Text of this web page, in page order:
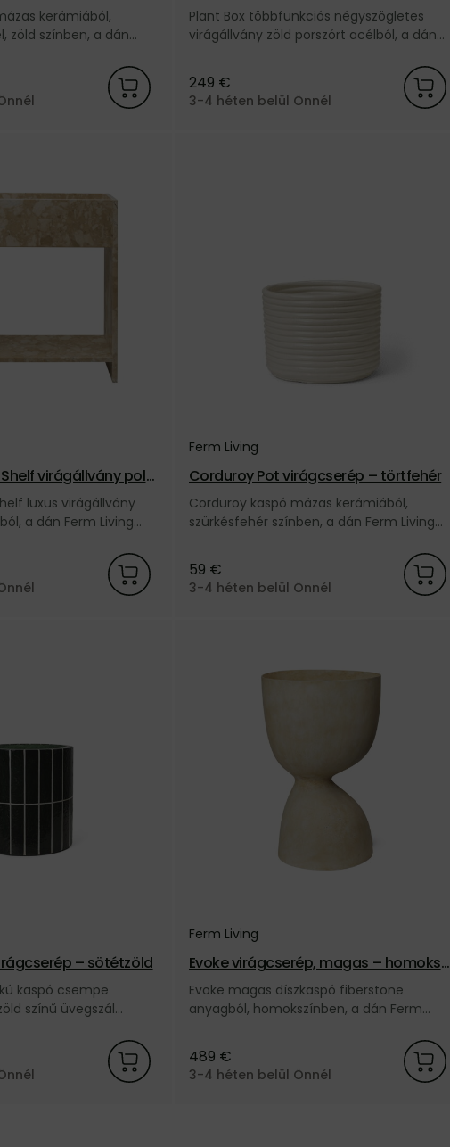
kerámiából,
zöld színben, a dán
lap alakú – zöld
Plant Box többfunkciós négyszögletes
virágállvány zöld porszórt acélból, a dán
249 €
3-4 héten belül Önnél
virágállvány polc
luxus virágállvány
a dán Ferm Living
Ferm Living
Corduroy Pot virágcserép – törtfehér
Corduroy kaspó mázas kerámiából,
szürkésfehér színben, a dán Ferm Living
59 €
3-4 héten belül Önnél
– sötétzöld
kaspó csempe
színű üvegszál
Ferm Living
Evoke virágcserép, magas – homokszí
nű
Evoke magas díszkaspó fiberstone
anyagból, homokszínben, a dán Ferm
489 €
3-4 héten belül Önnél